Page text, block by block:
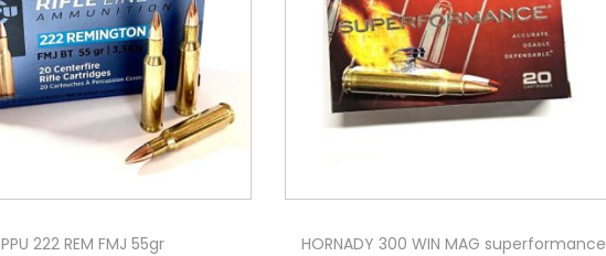
PPU 222 REM FMJ 55gr HORNADY 300 WIN MAG superformance